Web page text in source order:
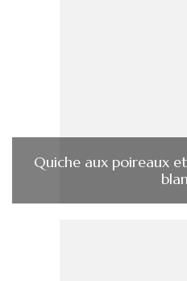
Quiche aux poireaux